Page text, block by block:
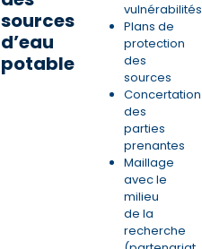
sources
d’eau
potable
vulnérabilités
Plans de
protection
des
sources
Concertation
des
parties
prenantes
Maillage
avec le
milieu
de la
recherche